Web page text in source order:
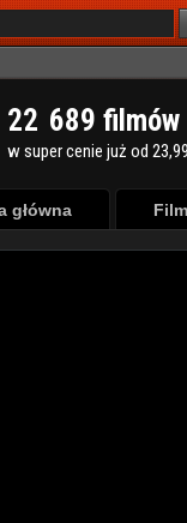
22 689
w super cenie już od
główna